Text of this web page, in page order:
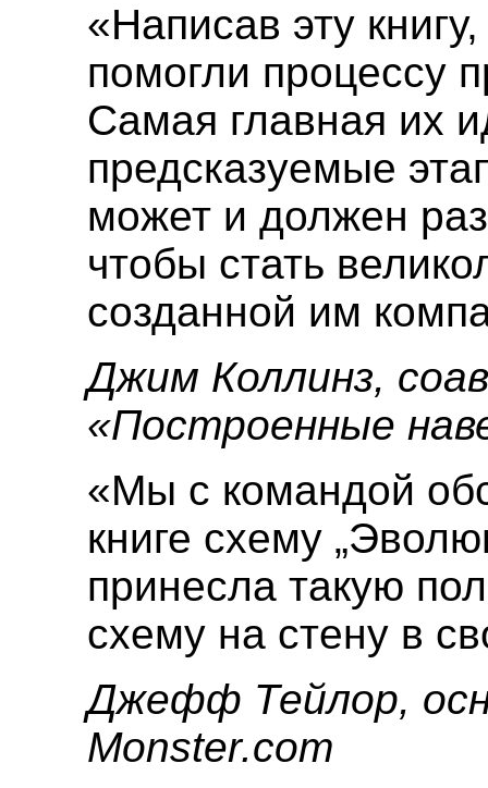
«Написав эту
помогли процессу
Самая главная их
предсказуемые
может и должен
чтобы стать
созданной им
Джим Коллинз,
«Построенные
«Мы с командой
книге схему
принесла такую
схему на стену в
Джефф Тейлор,
Monster.com